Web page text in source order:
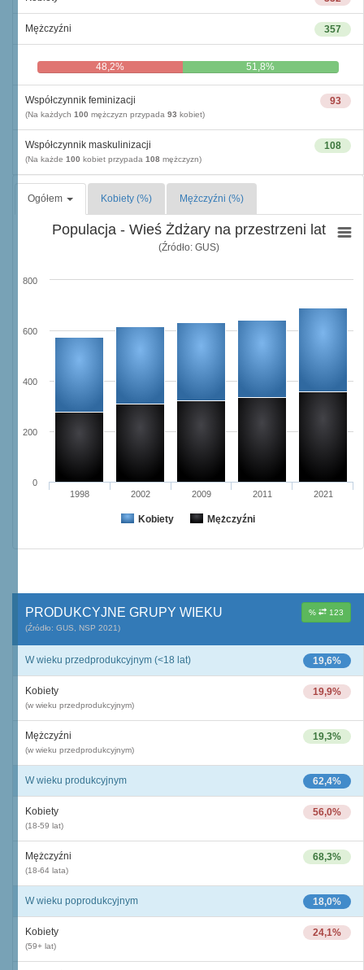
357
Mężczyźni
48,2% 51,8%
93
Współczynnik feminizacji
(Na każdych 100 mężczyzn przypada 93 kobiet)
108
Współczynnik maskulinizacji
(Na każde 100 kobiet przypada 108 mężczyzn)
Ogółem Kobiety (%) Mężczyźni (%)
Populacja - Wieś Żdżary na przestrzeni lat
(Źródło: GUS)
Kobiety Mężczyźni
1998 2002 2009 2011 2021
0
200
400
600
800
% 123
PRODUKCYJNE GRUPY WIEKU
(Źródło: GUS, NSP 2021)
19,6%
W wieku przedprodukcyjnym (<18 lat)
19,9%
Kobiety
(w wieku przedprodukcyjnym)
19,3%
Mężczyźni
(w wieku przedprodukcyjnym)
62,4%
W wieku produkcyjnym
56,0%
Kobiety
(18-59 lat)
68,3%
Mężczyźni
(18-64 lata)
18,0%
W wieku poprodukcyjnym
24,1%
Kobiety
(59+ lat)